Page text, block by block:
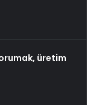
üretim